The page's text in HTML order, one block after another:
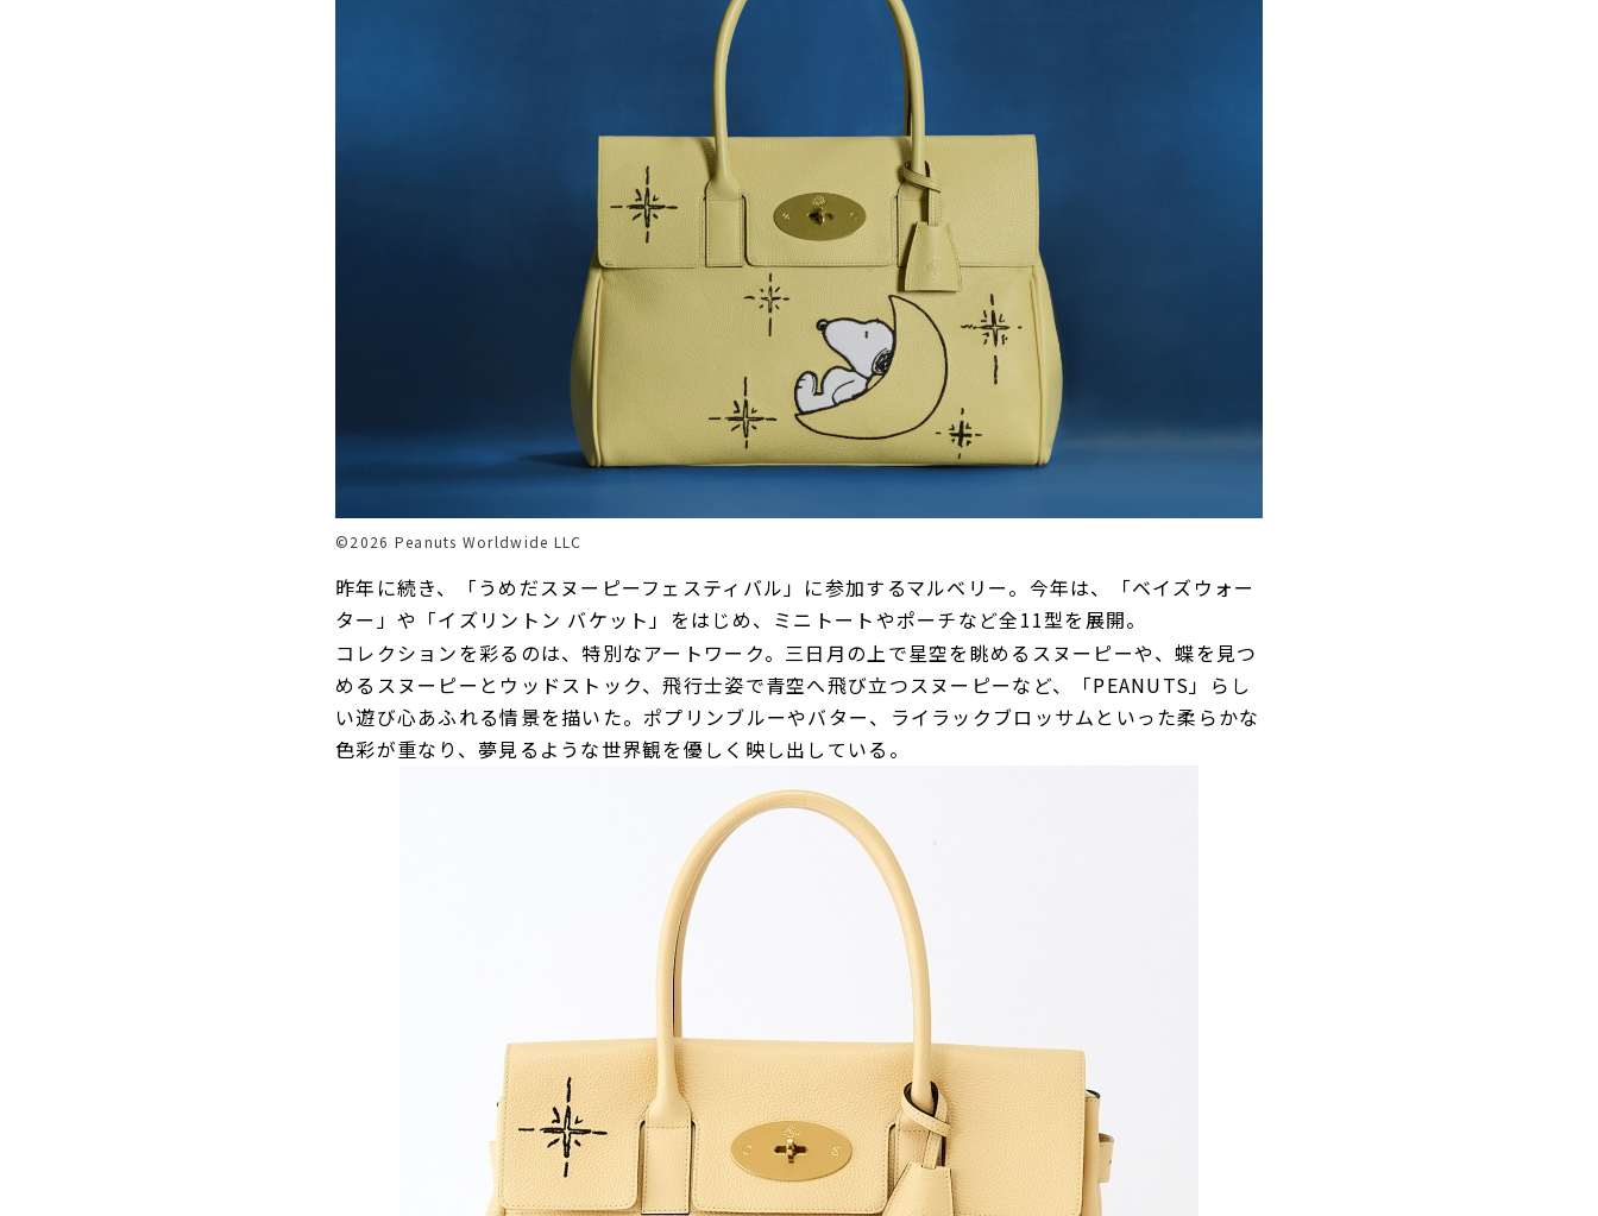
©️2026 Peanuts Worldwide LLC
昨年に続き、「うめだスヌーピーフェスティバル」に参加するマルベリー。今年は、「ベイズウォー
ター」や「イズリントン バケット」をはじめ、ミニトートやポーチなど全11型を展開。
コレクションを彩るのは、特別なアートワーク。三日月の上で星空を眺めるスヌーピーや、蝶を見つ
めるスヌーピーとウッドストック、飛行士姿で青空へ飛び立つスヌーピーなど、「PEANUTS」らし
い遊び心あふれる情景を描いた。ポプリンブルーやバター、ライラックブロッサムといった柔らかな
色彩が重なり、夢見るような世界観を優しく映し出している。